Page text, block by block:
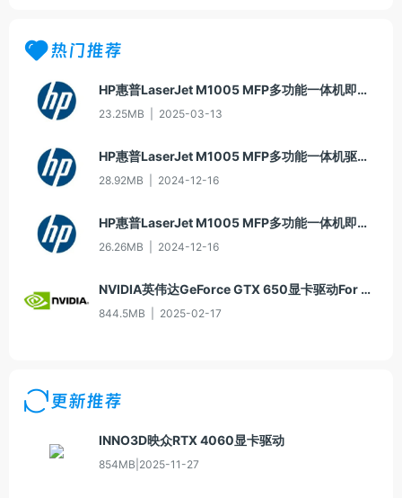
热门推荐
HP惠普LaserJet M1005 MFP多功能一体机即插即用驱动20070326版For Win7
23.25MB 2025-03-13
HP惠普LaserJet M1005 MFP多功能一体机驱动20060913版For Win2000/XP
28.92MB 2024-12-16
HP惠普LaserJet M1005 MFP多功能一体机即插即用驱动20070326版For Vista
26.26MB 2024-12-16
NVIDIA英伟达GeForce GTX 650显卡驱动For Win10-64
844.5MB 2025-02-17
更新推荐
INNO3D映众RTX 4060显卡驱动
854MB 2025-11-27